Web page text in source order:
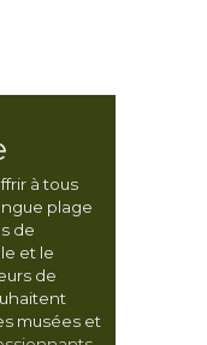
à tous
plage
de
et le
de
musées et